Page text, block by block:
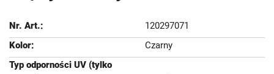
120297071
Czarny